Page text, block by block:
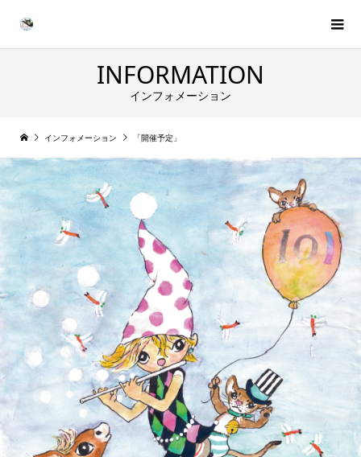
INFORMATION
インフォメーション
インフォメーション 「開催予定」